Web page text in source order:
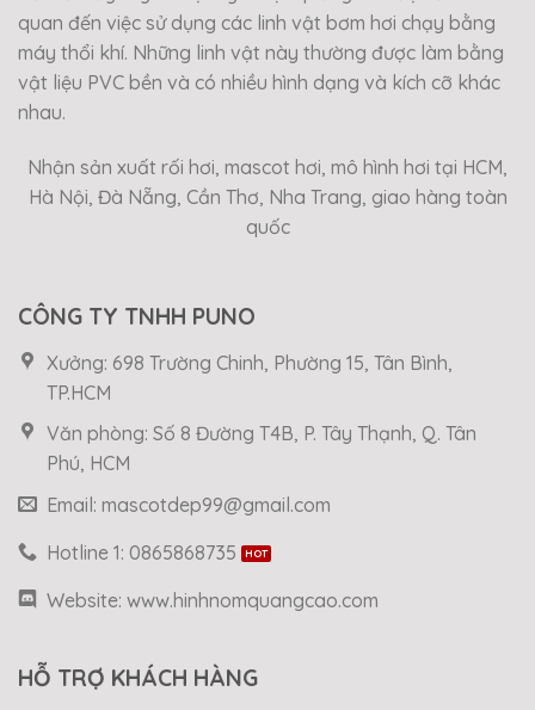
quan đến việc sử dụng các linh vật bơm hơi chạy bằng
máy thổi khí. Những linh vật này thường được làm bằng
vật liệu PVC bền và có nhiều hình dạng và kích cỡ khác
nhau.
Nhận sản xuất rối hơi, mascot hơi, mô hình hơi tại HCM,
Hà Nội, Đà Nẵng, Cần Thơ, Nha Trang, giao hàng toàn
quốc
CÔNG TY TNHH PUNO
Xưởng: 698 Trường Chinh, Phường 15, Tân Bình,
TP.HCM
Văn phòng: Số 8 Đường T4B, P. Tây Thạnh, Q. Tân
Phú, HCM
Email: mascotdep99@gmail.com
Hotline 1: 0865868735
Website: www.hinhnomquangcao.com
HỖ TRỢ KHÁCH HÀNG